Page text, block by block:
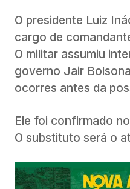
O presidente Luiz
cargo de
O militar assumiu
governo Jair
ocorres antes da
Ele foi confirmado
O substituto será o